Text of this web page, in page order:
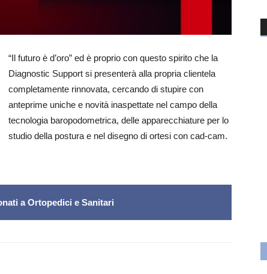
“Il futuro è d’oro” ed è proprio con questo spirito che la
Diagnostic Support si presenterà alla propria clientela
completamente rinnovata, cercando di stupire con
anteprime uniche e novità inaspettate nel campo della
tecnologia baropodometrica, delle apparecchiature per lo
studio della postura e nel disegno di ortesi con cad-cam.
a Ortopedici e Sanitari